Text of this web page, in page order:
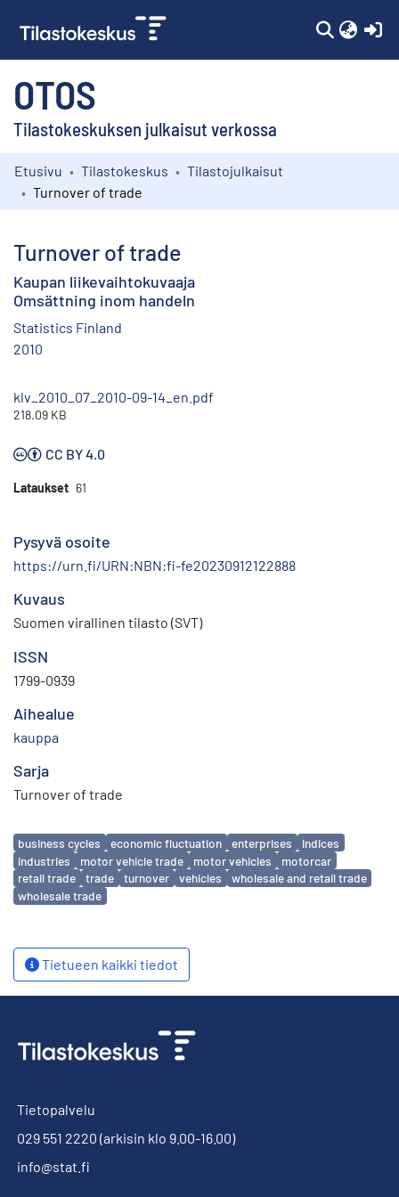
OTOS
Tilastokeskuksen julkaisut verkossa
Kokoelmat
Etusivu Tilastokeskus
Tilastojulkaisut
Turnover of trade
Turnover of trade
Kaupan liikevaihtokuvaaja
Omsättning inom handeln
Statistics Finland
2010
klv_2010_07_2010-09-14_en.pdf
218.09 KB
CC BY 4.0
Lataukset 61
Pysyvä osoite
https://urn.fi/URN:NBN:fi-fe20230912122888
Kuvaus
Suomen virallinen tilasto (SVT)
ISSN
1799-0939
Aihealue
kauppa
Sarja
Turnover of trade
Avainsanat
business cycles economic fluctuation enterprises
indices
industries
motor vehicle trade motor vehicles
motorcar
retail trade
trade turnover vehicles
wholesale and retail trade
wholesale trade
Tietueen kaikki tiedot
Tietopalvelu
029 551 2220 (arkisin klo 9.00-16.00)
info@stat.fi